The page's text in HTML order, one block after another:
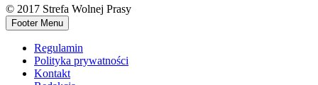
© 2017 Strefa Wolnej Prasy
Footer Menu
Regulamin
Polityka prywatności
Kontakt